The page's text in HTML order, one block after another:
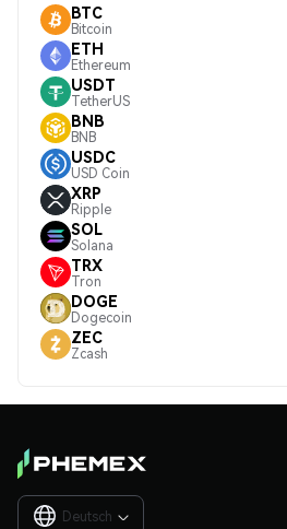
BTC
Bitcoin
ETH
Ethereum
USDT
TetherUS
BNB
BNB
USDC
USD Coin
XRP
Ripple
SOL
Solana
TRX
Tron
DOGE
Dogecoin
ZEC
Zcash
Deutsch 